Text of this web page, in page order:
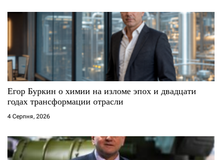
Егор Буркин о химии на изломе эпох и двадцати
годах трансформации отрасли
4 Серпня, 2026